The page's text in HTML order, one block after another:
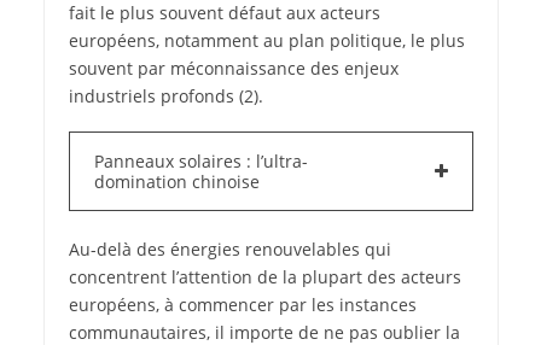
fait le plus souvent défaut aux acteurs
européens, notamment au plan politique, le plus
souvent par méconnaissance des enjeux
industriels profonds (2).
Panneaux solaires : l’ultra-
domination chinoise
Au-delà des énergies renouvelables qui
concentrent l’attention de la plupart des acteurs
européens, à commencer par les instances
communautaires, il importe de ne pas oublier la